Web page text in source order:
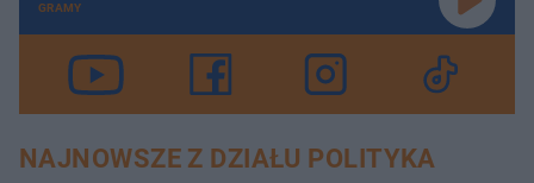
GRAMY
NAJNOWSZE Z DZIAŁU POLITYKA